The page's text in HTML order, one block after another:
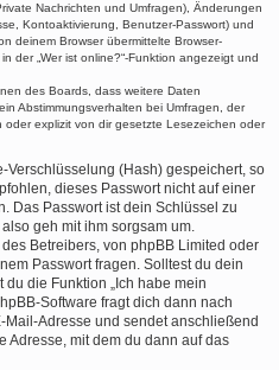
Nachrichten und Umfragen), Änderungen
Kontoaktivierung, Benutzer-Passwort) und
deinem Browser übermittelte Browser-
der „Wer ist online?“-Funktion angezeigt und
des Boards, dass weitere Daten
Abstimmungsverhalten bei Umfragen, der
explizit von dir gesetzte Lesezeichen oder
Verschlüsselung (Hash) gespeichert, so
dieses Passwort nicht auf einer
Das Passwort ist dein Schlüssel zu
geh mit ihm sorgsam um.
Betreibers, von phpBB Limited oder
Passwort fragen. Solltest du dein
die Funktion „Ich habe mein
Software fragt dich dann nach
Adresse und sendet anschließend
Adresse, mit dem du dann auf das